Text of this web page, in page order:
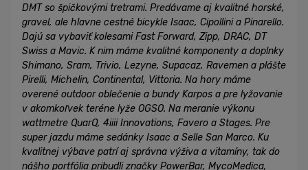
DMT so špičkovými tretrami. Predávame aj kvalitné horské,
gravel, ale hlavne cestné bicykle Isaac, Cipollini a Pinarello.
Dajú sa vybaviť kolesami Fast Forward, Zipp, DRAC, DT
Swiss a Mavic. K nim máme kvalitné komponenty a doplnky
Shimano, Sram, Trivio, Lezyne, Supacaz, Ravemen a plášte
Pirelli, Michelin, Continental, Vittoria. Na hory máme
overené outdoor oblečenie a bundy Karpos a pre lyžovanie
v akomkoľvek teréne lyže OGSO. Na meranie výkonu
wattmetre QuarQ, 4iiii Innovations, Favero a Stages. Pre
super jazdu máme sedánky Isaac a Selle San Marco. Ku
kvalitnej výbave patrí aj správna výživa a vitamíny, tak do
nášho portfólia pribudli značky PowerBar, MycoMedica,